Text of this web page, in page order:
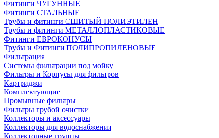
Фитинги ЧУГУННЫЕ
Фитинги СТАЛЬНЫЕ
Трубы и фитинги СШИТЫЙ ПОЛИЭТИЛЕН
Трубы и фитинги МЕТАЛЛОПЛАСТИКОВЫЕ
Фитинги ЕВРОКОНУСЫ
Трубы и Фитинги ПОЛИПРОПИЛЕНОВЫЕ
Фильтрация
Системы фильтрации под мойку
Фильтры и Корпусы для фильтров
Картриджи
Комплектующие
Промывные фильтры
Фильтры грубой очистки
Коллекторы и аксессуары
Коллекторы для водоснабжения
Коллекторные группы